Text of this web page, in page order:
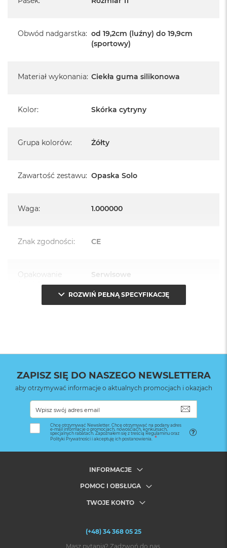
Obwód nadgarstka: od 19,2cm (luźny) do 19,9cm
(sportowy)
Materiał wykonania: Ciekła guma silikonowa
Kolor: Skórka cytryny
Grupa kolorów: Żółty
Zawartość zestawu: Opaska Solo
Waga: 1.000000
Znak zgodności: CE
Opakowanie
(pudełko):
Serwisowe
ROZWIŃ PEŁNĄ SPECYFIKACJĘ
ZAPISZ SIĘ DO NASZEGO NEWSLETTERA
aby otrzymywać informacje o aktualnych promocjach i okazjach
Chcę otrzymywać Newsletter. Chcę otrzymywać na podany adres
e-mail informacje o promocjach, nowościach, konkursach,
specjalnych rabatach. Zapoznałem się z treścią Regulaminu oraz
Polityki Prywatności i akceptuję ich postanowienia.
INFORMACJE
POMOC I OBSŁUGA
TWOJE KONTO
(+48) 34 368 05 25
Masz pytania? Zadzwoń do nas.